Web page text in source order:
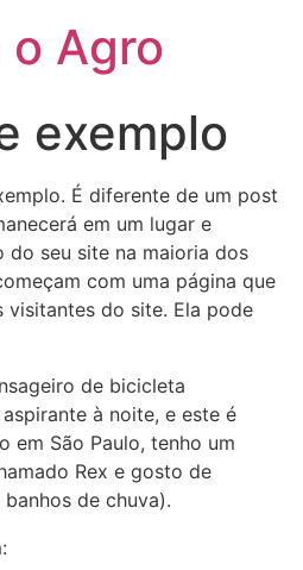
o Agro
exemplo
É diferente de um post
em um lugar e
do seu site na maioria dos
com uma página que
visitantes do site. Ela pode
de bicicleta
à noite, e este é
em São Paulo, tenho um
Rex e gosto de
de chuva).